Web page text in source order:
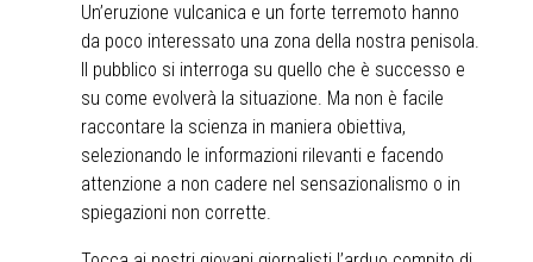
Un’eruzione vulcanica e un forte terremoto hanno
da poco interessato una zona della nostra penisola.
Il pubblico si interroga su quello che è successo e
su come evolverà la situazione. Ma non è facile
raccontare la scienza in maniera obiettiva,
selezionando le informazioni rilevanti e facendo
attenzione a non cadere nel sensazionalismo o in
spiegazioni non corrette.